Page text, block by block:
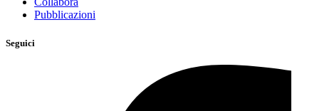
Pubblicazioni
Seguici